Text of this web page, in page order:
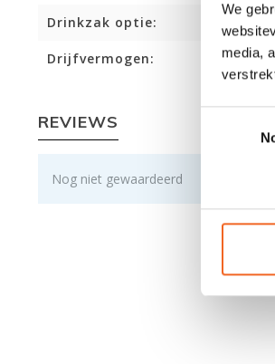
We
media,
Drinkzak optie:
Drijfvermogen:
REVIEWS
Nog niet gewaardeerd